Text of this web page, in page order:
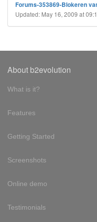
Forums-353869-Blokeren
Updated: May 16, 2009 at
About b2evolution
What is it?
Features
Getting Started
Screenshots
Online demo
Testimonials